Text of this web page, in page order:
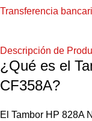
Transferencia
Descripción de
¿Qué es el
CF358A?
El Tambor HP 828A